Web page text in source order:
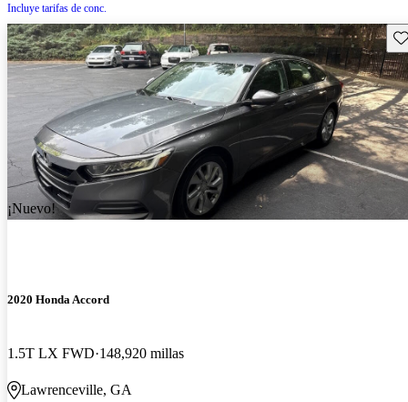
Incluye tarifas de conc.
¡Nuevo!
2020 Honda Accord
1.5T LX FWD 148,920 millas
Lawrenceville, GA